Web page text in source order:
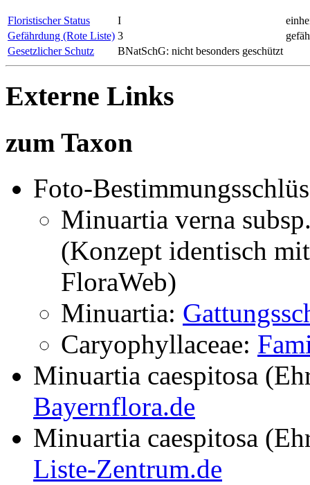
Floristischer Status I
Gefährdung (Rote Liste) 3
Gesetzlicher Schutz
BNatSchG: nicht besonders geschützt
Externe Links
zum Taxon
Foto-
Minuartia verna
(Konzept identisch
FloraWeb)
Minuartia:
Caryophyllaceae:
Minuartia caespitosa
Bayernflora.de
Minuartia caespitosa
Liste-Zentrum.de